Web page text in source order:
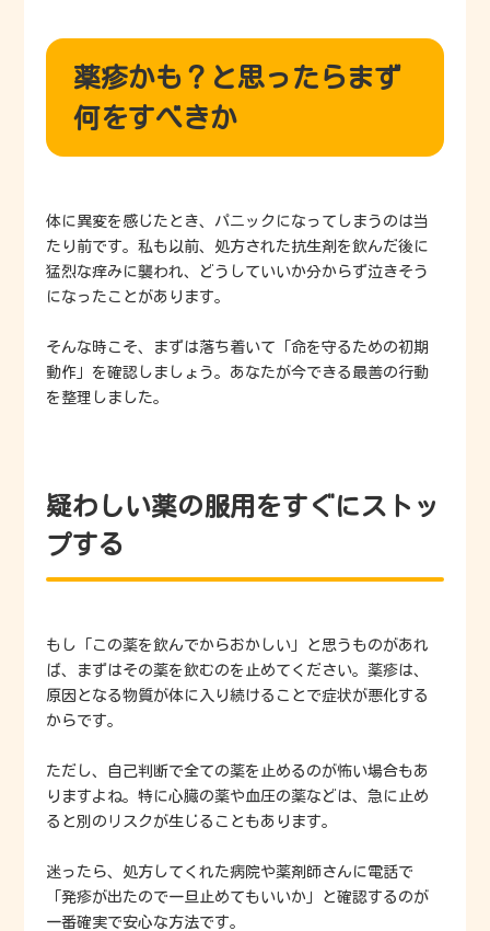
薬疹かも？と思ったらまず
何をすべきか
体に異変を感じたとき、パニックになってしまうのは当
たり前です。私も以前、処方された抗生剤を飲んだ後に
猛烈な痒みに襲われ、どうしていいか分からず泣きそう
になったことがあります。
そんな時こそ、まずは落ち着いて「命を守るための初期
動作」を確認しましょう。あなたが今できる最善の行動
を整理しました。
疑わしい薬の服用をすぐにストッ
プする
もし「この薬を飲んでからおかしい」と思うものがあれ
ば、まずはその薬を飲むのを止めてください。薬疹は、
原因となる物質が体に入り続けることで症状が悪化する
からです。
ただし、自己判断で全ての薬を止めるのが怖い場合もあ
りますよね。特に心臓の薬や血圧の薬などは、急に止め
ると別のリスクが生じることもあります。
迷ったら、処方してくれた病院や薬剤師さんに電話で
「発疹が出たので一旦止めてもいいか」と確認するのが
一番確実で安心な方法です。